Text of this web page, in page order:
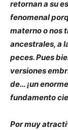
retornan a su
fenomenal
materno o nos
ancestrales, a
peces. Pues
versiones
de… ¡un
fundamento
Por muy